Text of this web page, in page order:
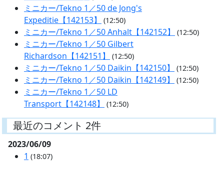
ミニカー/Tekno 1／50 de Jong's
Expeditie【142153】
(12:50)
ミニカー/Tekno 1／50 Anhalt【142152】 (12:50)
ミニカー/Tekno 1／50 Gilbert
Richardson【142151】
(12:50)
ミニカー/Tekno 1／50 Daikin【142150】 (12:50)
ミニカー/Tekno 1／50 Daikin【142149】 (12:50)
ミニカー/Tekno 1／50 LD
Transport【142148】
(12:50)
最近のコメント 2件
2023/06/09
1 (18:07)